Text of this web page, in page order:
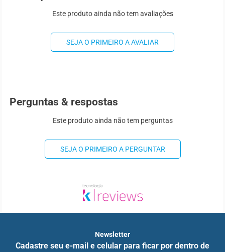
Este produto ainda não tem avaliações
SEJA O PRIMEIRO A AVALIAR
Perguntas & respostas
Este produto ainda não tem perguntas
SEJA O PRIMEIRO A PERGUNTAR
Newsletter
Cadastre seu e-mail e celular para ficar por dentro de